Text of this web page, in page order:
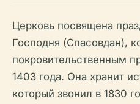
Церковь посвящена
Господня (Спасовдан),
покровительственным
1403 года. Она хранит
который звонил в 1830